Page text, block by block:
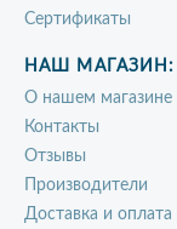
Сертификаты
НАШ МАГАЗИН:
О нашем магазине
Контакты
Отзывы
Производители
Доставка и оплата